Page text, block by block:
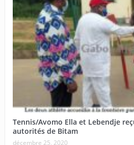
Tennis/Avomo Ella et Lebendje
autorités de Bitam
décembre 25, 2020